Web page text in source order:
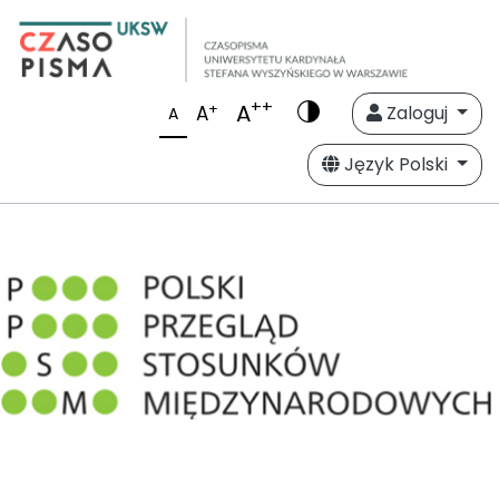
A A+ A++
Zaloguj
Język Polski